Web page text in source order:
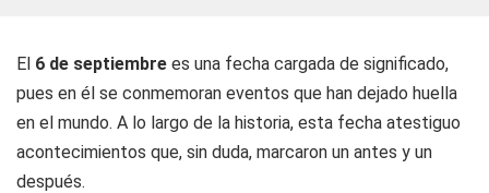
El 6 de septiembre es una fecha cargada de significado,
pues en él se conmemoran eventos que han dejado huella
en el mundo. A lo largo de la historia, esta fecha atestiguo
acontecimientos que, sin duda, marcaron un antes y un
después.